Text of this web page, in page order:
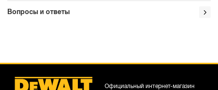
Вопросы и ответы
Официальный интернет-магазин